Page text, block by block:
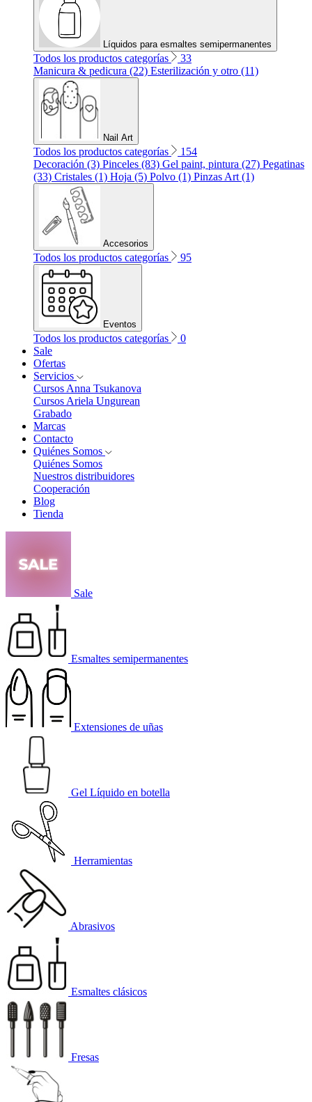
Líquidos para esmaltes semipermanentes
Todos los productos categorías
33
Manicura & pedicura (22) Esterilización y otro (11)
Nail Art
Todos los productos categorías
154
Decoración (3) Pinceles (83) Gel paint, pintura (27) Pegatinas
(33) Cristales (1) Hoja (5) Polvo (1) Pinzas Art (1)
Accesorios
Todos los productos categorías 95
Eventos
Todos los productos categorías
0
Sale
Ofertas
Servicios
Cursos Anna Tsukanova
Cursos Ariela Ungurean
Grabado
Marcas
Contacto
Quiénes Somos
Quiénes Somos
Nuestros distribuidores
Cooperación
Blog
Tienda
Sale
Esmaltes semipermanentes
Extensiones de uñas
Gel Líquido en botella
Herramientas
Abrasivos
Esmaltes clásicos
Fresas